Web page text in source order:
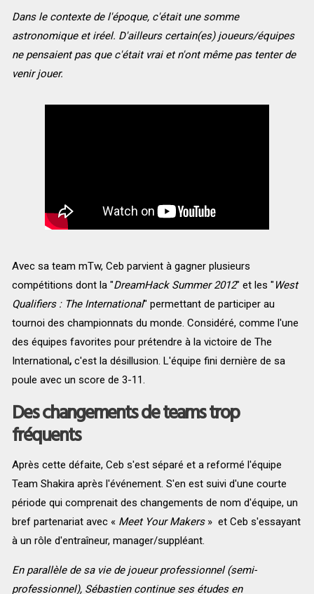
Dans le contexte de l'époque, c'était une somme
astronomique et iréel. D'ailleurs certain(es) joueurs/équipes
ne pensaient pas que c'était vrai et n'ont même pas tenter de
venir jouer.
Avec sa team mTw, Ceb parvient à gagner plusieurs
compétitions dont la "DreamHack Summer 2012" et les " West
Qualifiers : The International" permettant de participer au
tournoi des championnats du monde. Considéré, comme l'une
des équipes favorites pour prétendre à la victoire de The
International,c'est la désillusion. L'équipe fini dernière de sa
poule avec un score de 3-11.
Des changements de teams trop
fréquents
Après cette défaite, Ceb s'est séparé et a reformé l'équipe
Team Shakira après l'événement. S'en est suivi d'une courte
période qui comprenait des changements de nom d'équipe, un
bref partenariat avec « Meet Your Makers» et Ceb s'essayant
à un rôle d'entraîneur, manager/suppléant.
En parallèle de sa vie de joueur professionnel (semi-
professionnel), Sébastien continue ses études en